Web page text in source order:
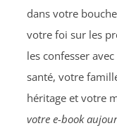
dans votre
votre foi sur les
les confesser
santé, votre
héritage et votre
votre e-book